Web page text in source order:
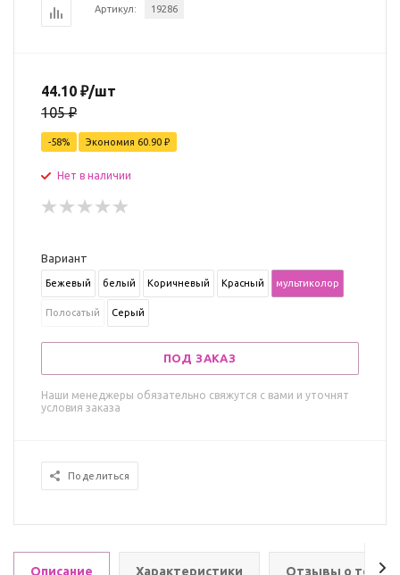
Артикул: 19286
44.10 ₽/шт
105₽
-58% Экономия 60.90 ₽
Нет в наличии
Вариант
Бежевый белый Коричневый Красный мультиколор
Полосатый Серый
ПОД ЗАКАЗ
Наши менеджеры обязательно свяжутся с вами и уточнят
условия заказа
Поделиться
Описание Характеристики Отзывы о